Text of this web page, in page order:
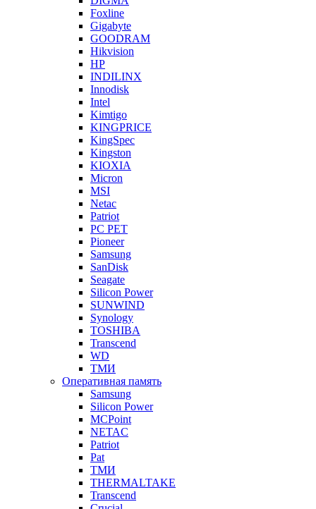
Foxline
Gigabyte
GOODRAM
Hikvision
HP
INDILINX
Innodisk
Intel
Kimtigo
KINGPRICE
KingSpec
Kingston
KIOXIA
Micron
MSI
Netac
Patriot
PC PET
Pioneer
Samsung
SanDisk
Seagate
Silicon Power
SUNWIND
Synology
TOSHIBA
Transcend
WD
ТМИ
Оперативная память
Samsung
Silicon Power
MCPoint
NETAC
Patriot
Pat
ТМИ
THERMALTAKE
Transcend